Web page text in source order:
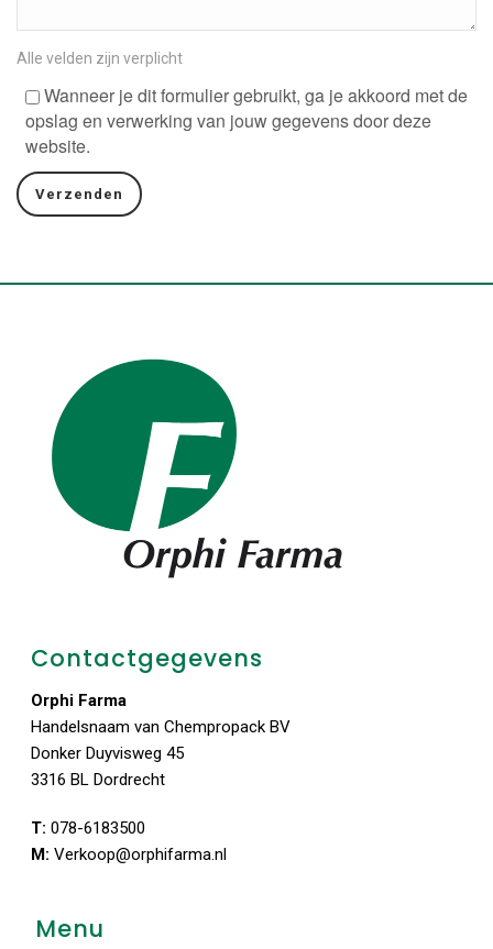
Alle velden zijn verplicht
Wanneer je dit formulier gebruikt, ga je akkoord met de
opslag en verwerking van jouw gegevens door deze
website.
Contactgegevens
Orphi Farma
Handelsnaam van Chempropack BV
Donker Duyvisweg 45
3316 BL Dordrecht
T: 078-6183500
M: Verkoop@orphifarma.nl
Menu